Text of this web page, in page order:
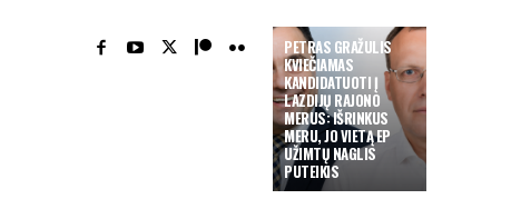
PETRAS GRAŽULIS
KVIEČIAMAS
KANDIDATUOTI Į
LAZDIJŲ RAJONO
MERUS: IŠRINKUS
MERU, JO VIETĄ EP
UŽIMTŲ NAGLIS
PUTEIKIS